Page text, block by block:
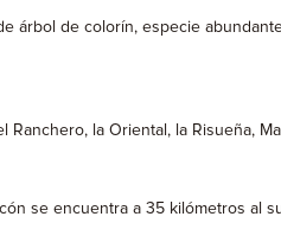
de colorín, especie
la Oriental, la Risueña,
se encuentra a 35 kilómetros al